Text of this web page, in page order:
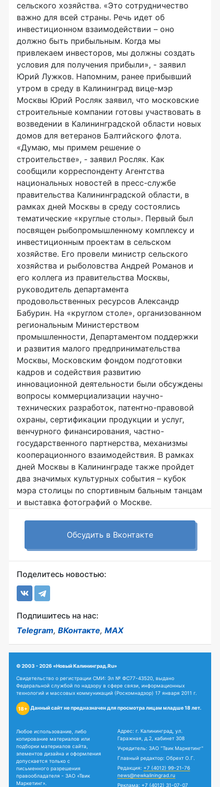
сельского хозяйства. «Это сотрудничество
важно для всей страны. Речь идет об
инвестиционном взаимодействии – оно
должно быть прибыльным. Когда мы
привлекаем инвесторов, мы должны создать
условия для получения прибыли», - заявил
Юрий Лужков. Напомним, ранее прибывший
утром в среду в Калининград вице-мэр
Москвы Юрий Росляк заявил, что московские
строительные компании готовы участвовать в
возведении в Калининградской области новых
домов для ветеранов Балтийского флота.
«Думаю, мы примем решение о
строительстве», - заявил Росляк. Как
сообщили корреспонденту Агентства
национальных новостей в пресс-службе
правительства Калининградской области, в
рамках дней Москвы в среду состоялись
тематические «круглые столы». Первый был
посвящен рыбопромышленному комплексу и
инвестиционным проектам в сельском
хозяйстве. Его провели министр сельского
хозяйства и рыболовства Андрей Романов и
его коллега из правительства Москвы,
руководитель департамента
продовольственных ресурсов Александр
Бабурин. На «круглом столе», организованном
региональным Министерством
промышленности, Департаментом поддержки
и развития малого предпринимательства
Москвы, Московским фондом подготовки
кадров и содействия развитию
инновационной деятельности были обсуждены
вопросы коммерциализации научно-
технических разработок, патентно-правовой
охраны, сертификации продукции и услуг,
венчурного финансирования, частно-
государственного партнерства, механизмы
кооперационного взаимодействия. В рамках
дней Москвы в Калининграде также пройдет
два значимых культурных события – кубок
мэра столицы по спортивным бальным танцам
и выставка фотографий о Москве.
Обсудить в Вконтакте
Поделитесь новостью:
Подпишитесь на нас:
Telegram, ВКонтакте, MAX
© 2003 - 2026 «Новый Калининград.Ru»
Свидетельство о регистрации СМИ: Эл № ФС77-43520, выдано
Федеральной службой по надзору в сфере связи, информационных
технологий и массовых коммуникаций (Роскомнадзор) 17 января 2011 г.
18+ Данный сайт не предназначен для просмотра лицам младше 18 лет.
Любое использование, либо
копирование материалов или
подборки материалов сайта,
элементов дизайна и оформления
допускается только с
письменного разрешения
правообладателя - ЗАО «Твик
Маркетинг».
Адрес: г. Калининград, ул.
Гаражная, д.2, кабинет 308
Учредитель: ЗАО "Твик Маркетинг"
Главный редактор: Обрехт О.Г.
Редакция: +7 (4012) 99-21-76
news@newkaliningrad.ru
Реклама: +7 (4012) 31-07-07